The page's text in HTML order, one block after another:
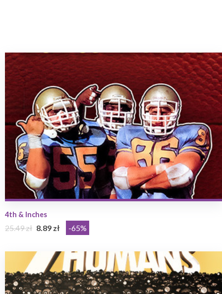
4th & Inches
25.49 zł 8.89 zł -65%